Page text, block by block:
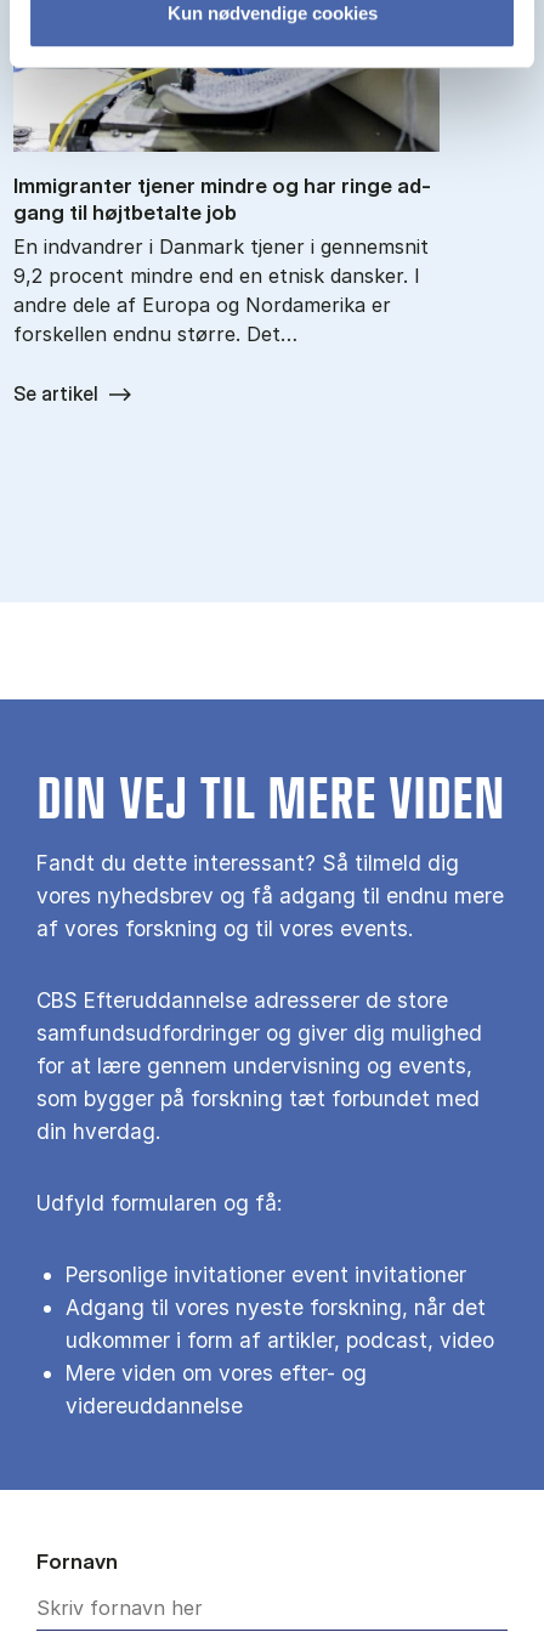
Kun nødvendige cookies
Im­mi­gran­ter tje­ner min­dre og har rin­ge ad­
gang til højt­be­tal­te job
En indvandrer i Danmark tjener i gennemsnit
9,2 procent mindre end en etnisk dansker. I
andre dele af Europa og Nordamerika er
forskellen endnu større. Det…
Se artikel
DIN VEJ TIL MERE VIDEN
Fandt du dette interessant? Så tilmeld dig
vores nyhedsbrev og få adgang til endnu mere
af vores forskning og til vores events.
CBS Efteruddannelse adresserer de store
samfundsudfordringer og giver dig mulighed
for at lære gennem undervisning og events,
som bygger på forskning tæt forbundet med
din hverdag.
Udfyld formularen og få:
Personlige invitationer event invitationer
Adgang til vores nyeste forskning, når det
udkommer i form af artikler, podcast, video
Mere viden om vores efter- og
videreuddannelse
Fornavn